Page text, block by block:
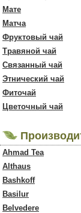
Мате
Матча
Фруктовый чай
Травяной чай
Связанный чай
Этнический чай
Фиточай
Цветочный чай
Ahmad Tea
Althaus
Bashkoff
Basilur
Belvedere